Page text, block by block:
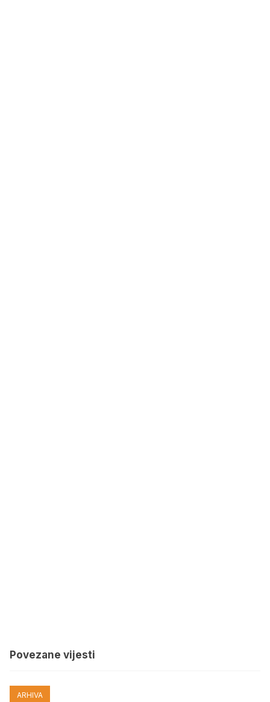
Povezane vijesti
ARHIVA